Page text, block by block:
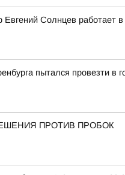
Евгений Солнцев работает
пытался провезти в
ПРОТИВ ПРОБОК